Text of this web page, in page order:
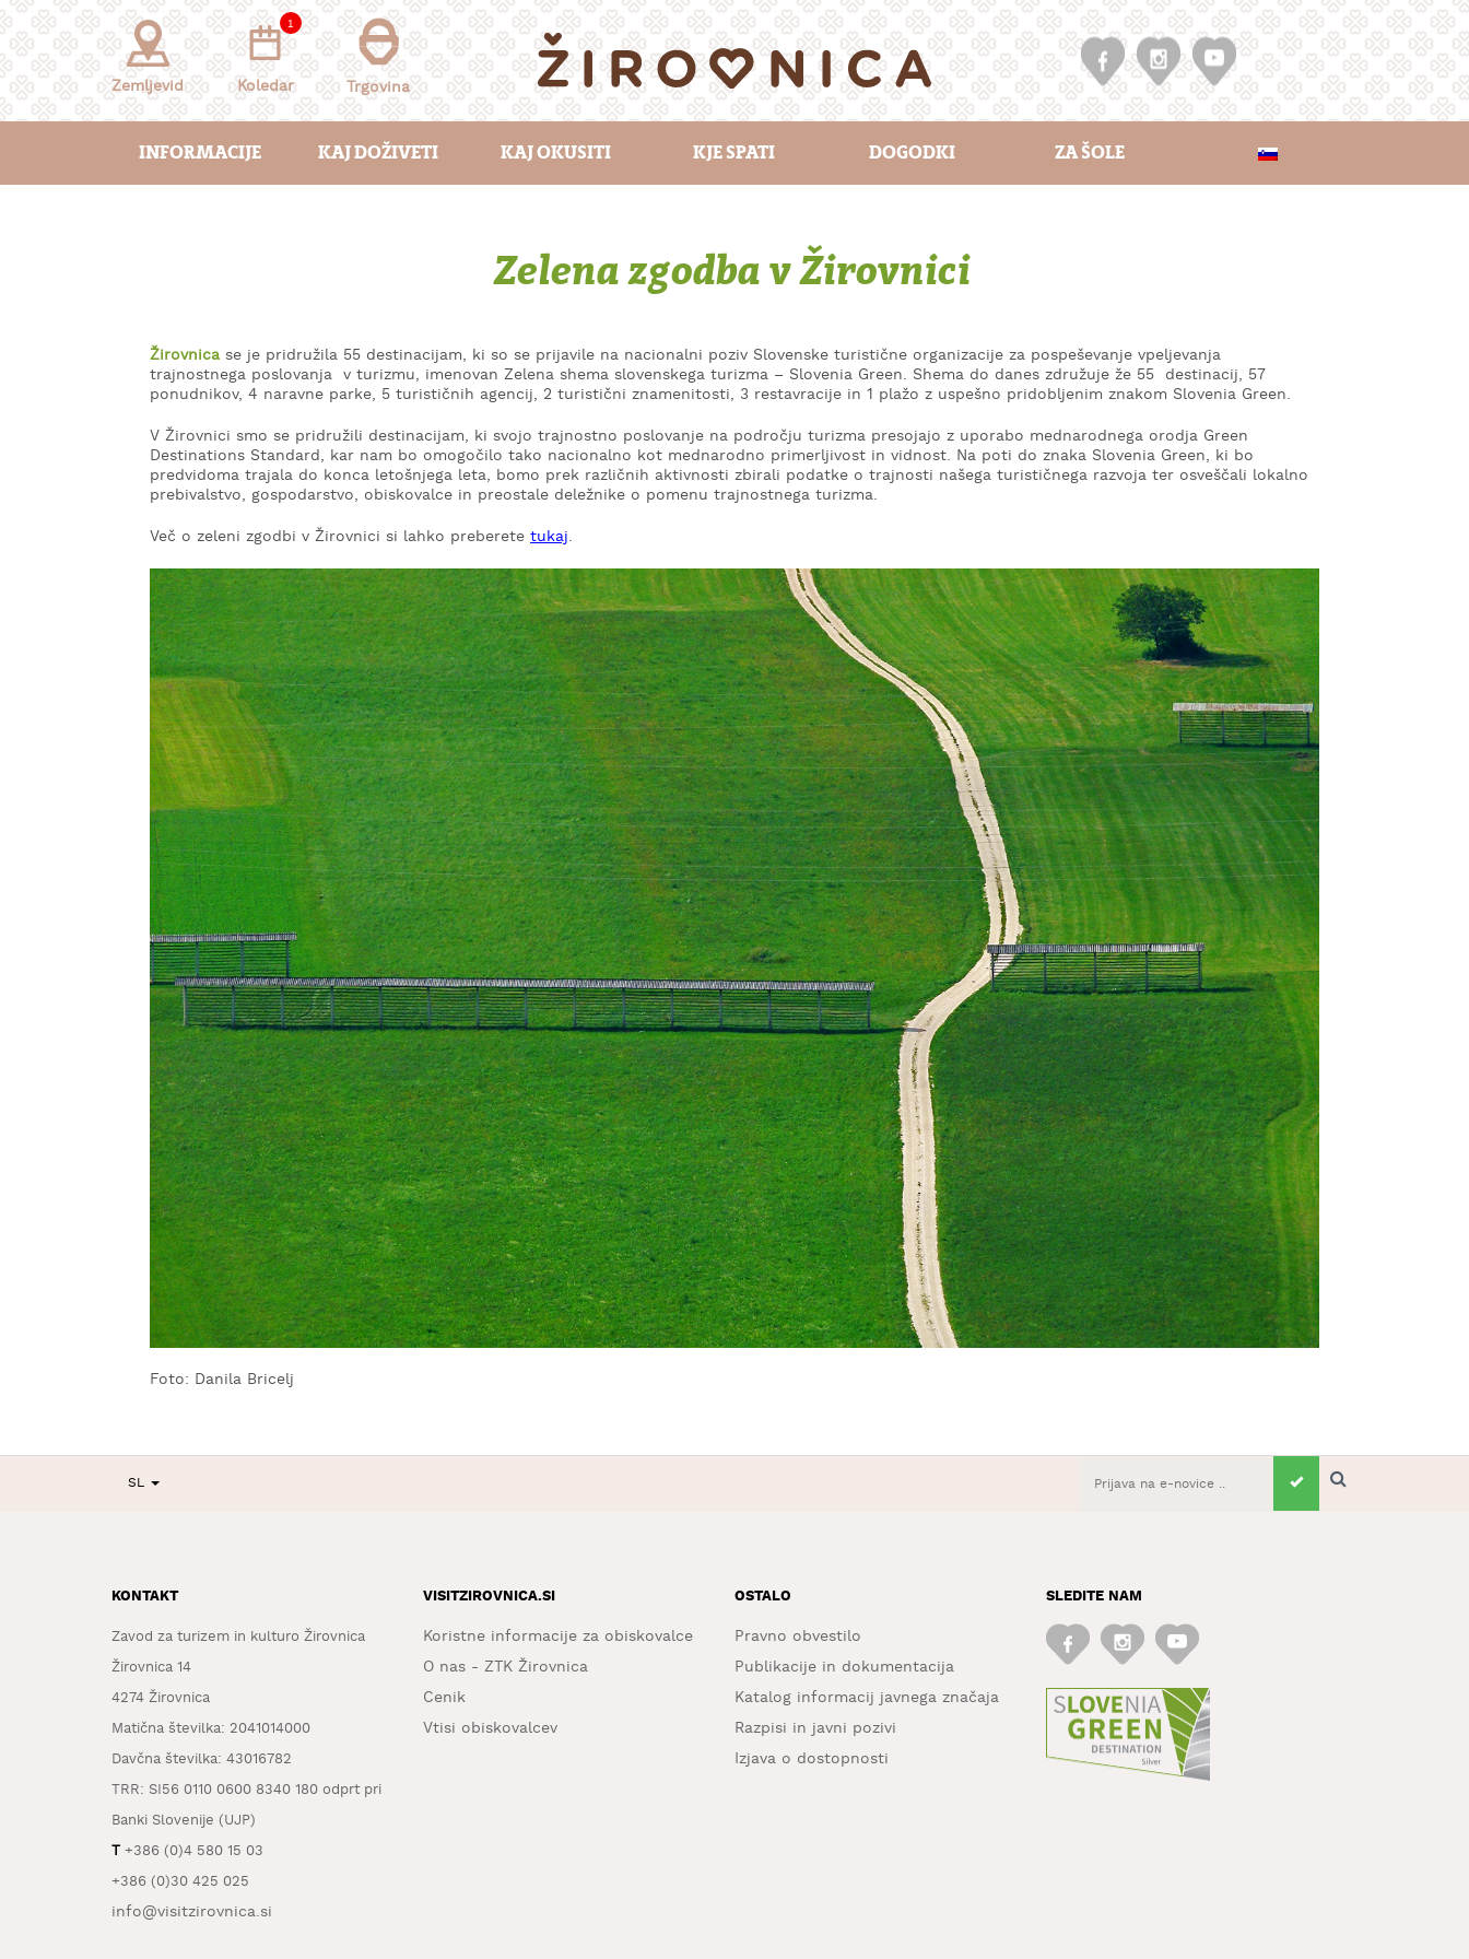
Zemljevid
1
Koledar Trgovina
INFORMACIJE KAJ DOŽIVETI KAJ OKUSITI KJE SPATI DOGODKI ZA ŠOLE
Zelena zgodba v Žirovnici
Žirovnica se je pridružila 55 destinacijam, ki so se prijavile na nacionalni poziv Slovenske turistične organizacije za pospeševanje vpeljevanja
trajnostnega poslovanja v turizmu, imenovan Zelena shema slovenskega turizma – Slovenia Green. Shema do danes združuje že 55 destinacij, 57
ponudnikov, 4 naravne parke, 5 turističnih agencij, 2 turistični znamenitosti, 3 restavracije in 1 plažo z uspešno pridobljenim znakom Slovenia Green.
V Žirovnici smo se pridružili destinacijam, ki svojo trajnostno poslovanje na področju turizma presojajo z uporabo mednarodnega orodja Green
Destinations Standard, kar nam bo omogočilo tako nacionalno kot mednarodno primerljivost in vidnost. Na poti do znaka Slovenia Green, ki bo
predvidoma trajala do konca letošnjega leta, bomo prek različnih aktivnosti zbirali podatke o trajnosti našega turističnega razvoja ter osveščali lokalno
prebivalstvo, gospodarstvo, obiskovalce in preostale deležnike o pomenu trajnostnega turizma.
Več o zeleni zgodbi v Žirovnici si lahko preberete tukaj.
Foto: Danila Bricelj
SL
KONTAKT
Zavod za turizem in kulturo Žirovnica
Žirovnica 14
4274 Žirovnica
Matična številka: 2041014000
Davčna številka: 43016782
TRR: SI56 0110 0600 8340 180 odprt pri
Banki Slovenije (UJP)
T +386 (0)4 580 15 03
+386 (0)30 425 025
info@visitzirovnica.si
VISITZIROVNICA.SI
Koristne informacije za obiskovalce
O nas - ZTK Žirovnica
Cenik
Vtisi obiskovalcev
OSTALO
Pravno obvestilo
Publikacije in dokumentacija
Katalog informacij javnega značaja
Razpisi in javni pozivi
Izjava o dostopnosti
SLEDITE NAM